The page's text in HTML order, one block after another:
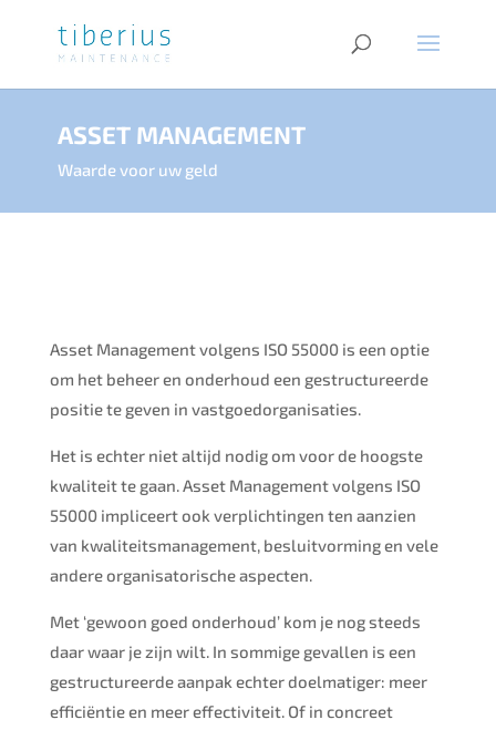
ASSET MANAGEMENT
Waarde voor uw geld
Asset Management volgens ISO 55000 is een optie
om het beheer en onderhoud een gestructureerde
positie te geven in vastgoedorganisaties.
Het is echter niet altijd nodig om voor de hoogste
kwaliteit te gaan. Asset Management volgens ISO
55000 impliceert ook verplichtingen ten aanzien
van kwaliteitsmanagement, besluitvorming en vele
andere organisatorische aspecten.
Met ‘gewoon goed onderhoud’ kom je nog steeds
daar waar je zijn wilt. In sommige gevallen is een
gestructureerde aanpak echter doelmatiger: meer
efficiëntie en meer effectiviteit. Of in concreet